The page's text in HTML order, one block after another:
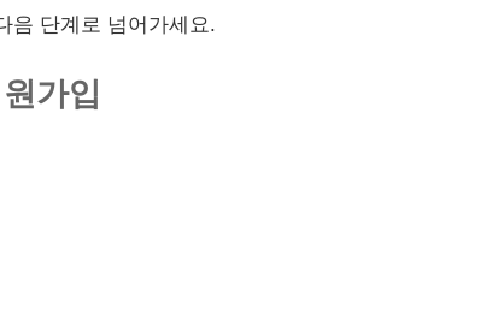
음 단계로 넘어가세요.
가입